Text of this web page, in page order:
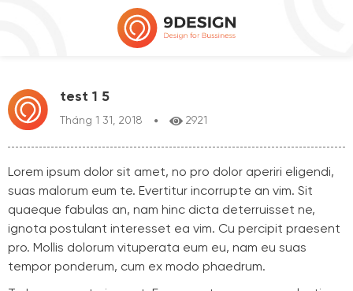
test 1 5
Tháng 1 31, 2018 2921
Lorem ipsum dolor sit amet, no pro dolor aperiri eligendi,
suas malorum eum te. Evertitur incorrupte an vim. Sit
quaeque fabulas an, nam hinc dicta deterruisset ne,
ignota postulant interesset ea vim. Cu percipit praesent
pro. Mollis dolorum vituperata eum eu, nam eu suas
tempor ponderum, cum ex modo phaedrum.